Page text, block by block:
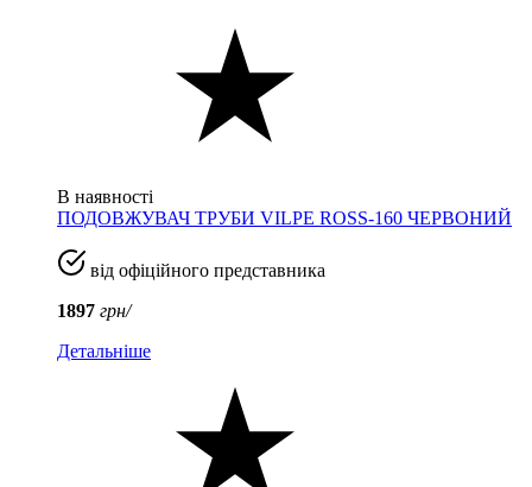
В наявності
ПОДОВЖУВАЧ ТРУБИ VILPE ROSS-160 ЧЕРВОНИЙ
від офіційного представника
1897 грн/
Детальніше